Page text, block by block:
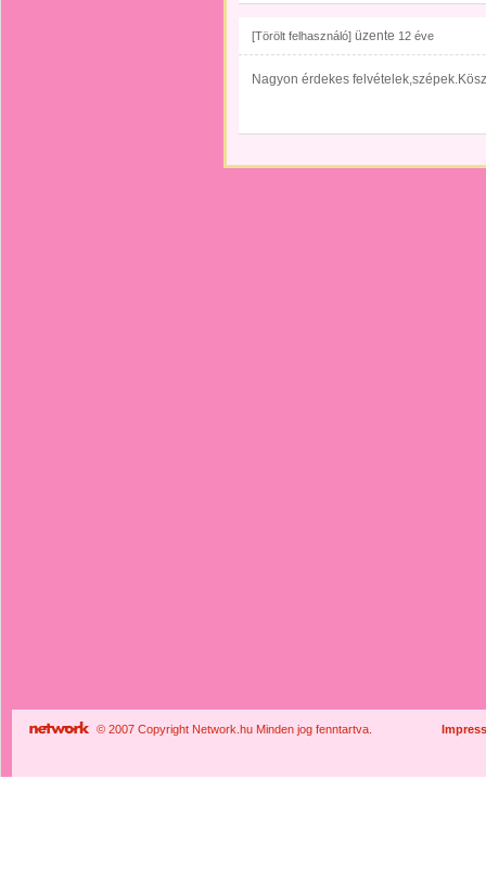
[Törölt felhasználó] üzente 12 éve
Nagyon érdekes
© 2007 Copyright Network.hu Minden jog fenntartva.